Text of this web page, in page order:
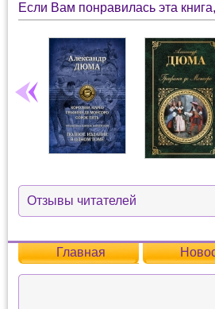
Если Вам понравилась эта
Отзывы читателей
Главная